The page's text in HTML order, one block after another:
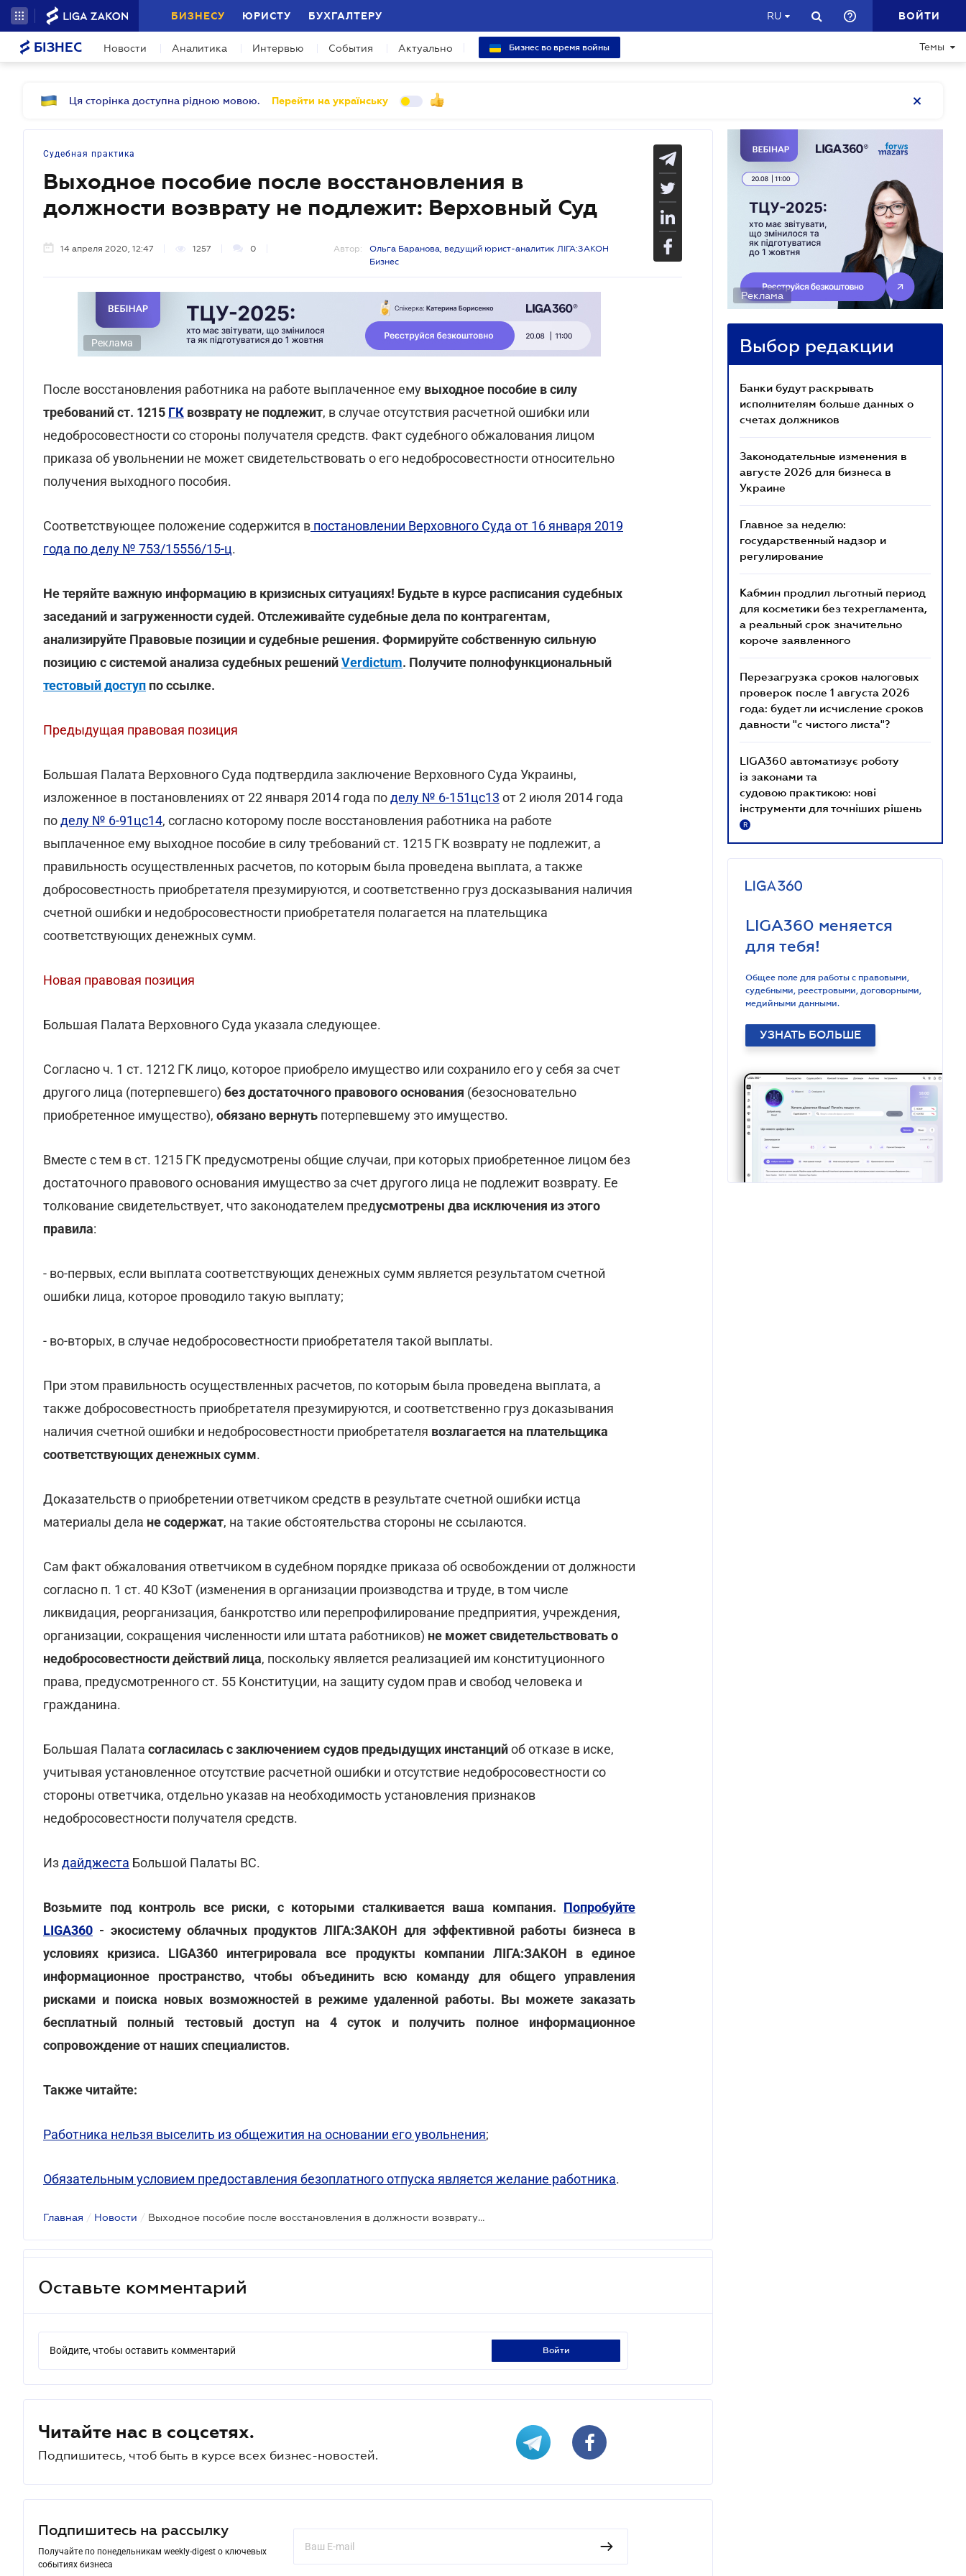
БИЗНЕСУ ЮРИСТУ БУХГАЛТЕРУ RU ВОЙТИ
БІЗНЕС Новости Аналитика Интервью События Актуально Бизнес во время войны Темы
Ця сторінка доступна рідною мовою. Перейти на українську
Судебная практика
Выходное пособие после восстановления в
должности возврату не подлежит: Верховный Суд
14 апреля 2020, 12:47 1257 0 Автор:
Ольга Баранова, ведущий юрист-аналитик ЛІГА:ЗАКОН
Бизнес
Реклама
После восстановления работника на работе выплаченное ему выходное пособие в силу
требований ст. 1215 ГК возврату не подлежит, в случае отсутствия расчетной ошибки или
недобросовестности со стороны получателя средств. Факт судебного обжалования лицом
приказа об увольнении не может свидетельствовать о его недобросовестности относительно
получения выходного пособия.
Соответствующее положение содержится в постановлении Верховного Суда от 16 января 2019
года по делу № 753/15556/15-ц.
Не теряйте важную информацию в кризисных ситуациях! Будьте в курсе расписания судебных
заседаний и загруженности судей. Отслеживайте судебные дела по контрагентам,
анализируйте Правовые позиции и судебные решения. Формируйте собственную сильную
позицию с системой анализа судебных решенийVerdictum. Получите полнофункциональный
тестовый доступ по ссылке.
Предыдущая правовая позиция
Большая Палата Верховного Суда подтвердила заключение Верховного Суда Украины,
изложенное в постановлениях от 22 января 2014 года поделу № 6-151цс13 от 2 июля 2014 года
поделу № 6-91цс14, согласно которому после восстановления работника на работе
выплаченное ему выходное пособие в силу требований ст. 1215 ГК возврату не подлежит, а
правильность осуществленных расчетов, по которым была проведена выплата, а также
добросовестность приобретателя презумируются, и соответственно груз досказывания наличия
счетной ошибки и недобросовестности приобретателя полагается на плательщика
соответствующих денежных сумм.
Новая правовая позиция
Большая Палата Верховного Суда указала следующее.
Согласно ч. 1 ст. 1212 ГК лицо, которое приобрело имущество или сохранило его у себя за счет
другого лица (потерпевшего) без достаточного правового основания (безосновательно
приобретенное имущество), обязано вернуть потерпевшему это имущество.
Вместе с тем в ст. 1215 ГК предусмотрены общие случаи, при которых приобретенное лицом без
достаточного правового основания имущество за счет другого лица не подлежит возврату. Ее
толкование свидетельствует, что законодателем предусмотрены два исключения из этого
правила:
- во-первых, если выплата соответствующих денежных сумм является результатом счетной
ошибки лица, которое проводило такую выплату;
- во-вторых, в случае недобросовестности приобретателя такой выплаты.
При этом правильность осуществленных расчетов, по которым была проведена выплата, а
также добросовестность приобретателя презумируются, и соответственно груз доказывания
наличия счетной ошибки и недобросовестности приобретателя возлагается на плательщика
соответствующих денежных сумм.
Доказательств о приобретении ответчиком средств в результате счетной ошибки истца
материалы дела не содержат, на такие обстоятельства стороны не ссылаются.
Сам факт обжалования ответчиком в судебном порядке приказа об освобождении от должности
согласно п. 1 ст. 40 КЗоТ (изменения в организации производства и труде, в том числе
ликвидация, реорганизация, банкротство или перепрофилирование предприятия, учреждения,
организации, сокращения численности или штата работников) не может свидетельствовать о
недобросовестности действий лица, поскольку является реализацией им конституционного
права, предусмотренного ст. 55 Конституции, на защиту судом прав и свобод человека и
гражданина.
Большая Палата согласилась с заключением судов предыдущих инстанцийоб отказе в иске,
учитывая установленное отсутствие расчетной ошибки и отсутствие недобросовестности со
стороны ответчика, отдельно указав на необходимость установления признаков
недобросовестности получателя средств.
Издайджеста Большой Палаты ВС.
Возьмите под контроль все риски, с которыми сталкивается ваша компания. Попробуйте
LIGA360 - экосистему облачных продуктов ЛІГА:ЗАКОН для эффективной работы бизнеса в
условиях кризиса. LIGA360 интегрировала все продукты компании ЛІГА:ЗАКОН в единое
информационное пространство, чтобы объединить всю команду для общего управления
рисками и поиска новых возможностей в режиме удаленной работы. Вы можете заказать
бесплатный полный тестовый доступ на 4 суток и получить полное информационное
сопровождение от наших специалистов.
Также читайте:
Работника нельзя выселить из общежития на основании его увольнения;
Обязательным условием предоставления безоплатного отпуска является желание работника.
Главная / Новости / Выходное пособие после восстановления в должности возврату не подлежит: Верховный Суд
Оставьте комментарий
Войдите, чтобы оставить комментарий войти
Читайте нас в соцсетях.
Подпишитесь, чтоб быть в курсе всех бизнес-новостей.
Подпишитесь на рассылку
Получайте по понедельникам weekly-digest о ключевых
событиях бизнеса
Реклама
Выбор редакции
Банки будут раскрывать
исполнителям больше данных о
счетах должников
Законодательные изменения в
августе 2026 для бизнеса в
Украине
Главное за неделю:
государственный надзор и
регулирование
Кабмин продлил льготный период
для косметики без техрегламента,
а реальный срок значительно
короче заявленного
Перезагрузка сроков налоговых
проверок после 1 августа 2026
года: будет ли исчисление сроков
давности "с чистого листа"?
LIGA360 автоматизує роботу
із законами та
судовою практикою: нові
інструменти для точніших рішень
R
LIGA360 меняется
для тебя!
Общее поле для работы с правовыми,
судебными, реестровыми, договорными,
медийными данными.
УЗНАТЬ БОЛЬШЕ